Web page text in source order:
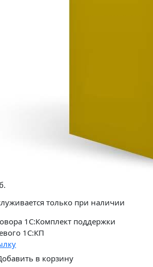
только при наличии
1С:Комплект поддержки
1С:КП
в корзину